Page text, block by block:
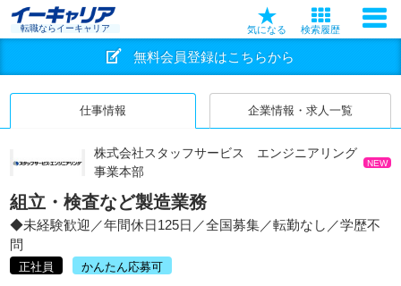
転職ならイーキャリア 気になる 検索履歴
無料会員登録はこちらから
仕事情報 企業情報・求人一覧
株式会社スタッフサービス エンジニアリング
事業本部
NEW
組立・検査など製造業務
◆未経験歓迎／年間休日125日／全国募集／転勤なし／学歴不
問
正社員 かんたん応募可